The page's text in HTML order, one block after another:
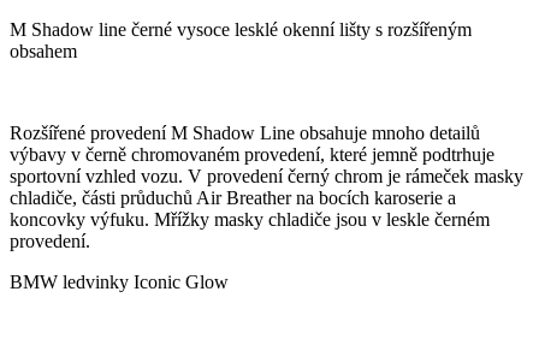
M Shadow line černé vysoce lesklé okenní lišty s rozšířeným
obsahem
Rozšířené provedení M Shadow Line obsahuje mnoho detailů
výbavy v černě chromovaném provedení, které jemně podtrhuje
sportovní vzhled vozu. V provedení černý chrom je rámeček masky
chladiče, části průduchů Air Breather na bocích karoserie a
koncovky výfuku. Mřížky masky chladiče jsou v leskle černém
provedení.
BMW ledvinky Iconic Glow